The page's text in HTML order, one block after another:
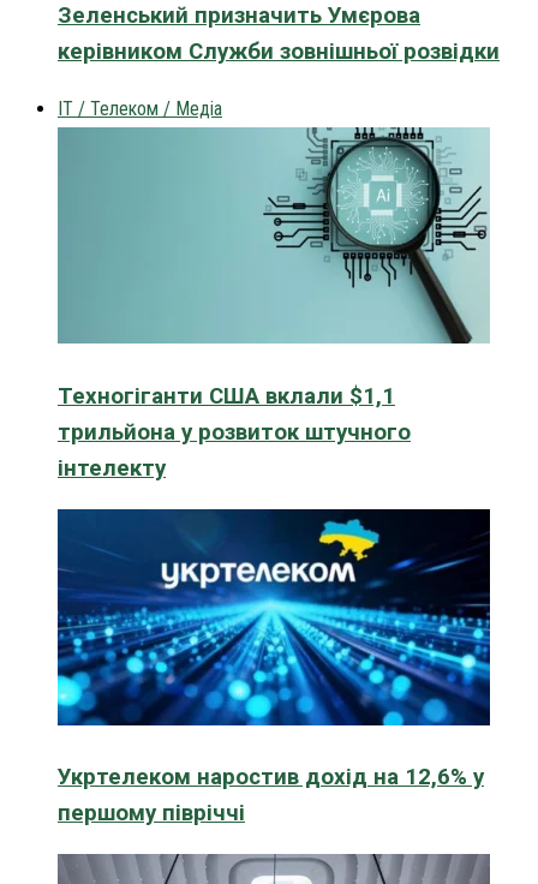
Зеленський призначить Умєрова
керівником Служби зовнішньої розвідки
IT / Телеком / Медіа
Техногіганти США вклали $1,1
трильйона у розвиток штучного
інтелекту
Укртелеком наростив дохід на 12,6% у
першому півріччі